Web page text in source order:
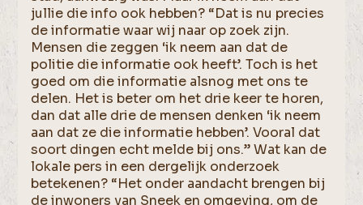
jullie die info ook hebben? “Dat is nu precies
de informatie waar wij naar op zoek zijn.
Mensen die zeggen ‘ik neem aan dat de
politie die informatie ook heeft’. Toch is het
goed om die informatie alsnog met ons te
delen. Het is beter om het drie keer te horen,
dan dat alle drie de mensen denken ‘ik neem
aan dat ze die informatie hebben’. Vooral dat
soort dingen echt melde bij ons.” Wat kan de
lokale pers in een dergelijk onderzoek
betekenen? “Het onder aandacht brengen bij
de inwoners van Sneek en omgeving, om de